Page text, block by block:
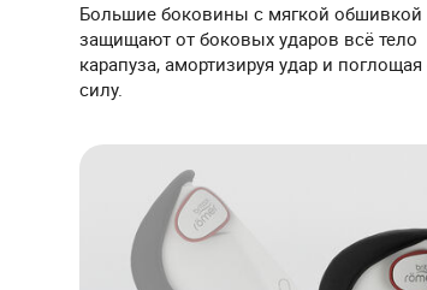
Большие боковины с мягкой обшивкой
защищают от боковых ударов всё тело
карапуза, амортизируя удар и поглощая
силу.